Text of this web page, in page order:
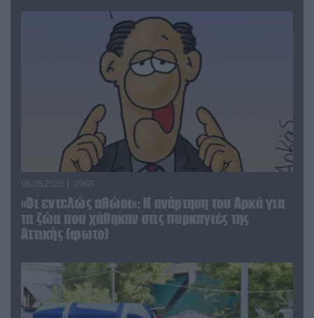
06.08.2026 | 09:03
«Οι εντελώς αθώοι»: Η ανάρτηση του Αρκά για
τα ζώα που χάθηκαν στις πυρκαγιές της
Αττικής (φωτο)